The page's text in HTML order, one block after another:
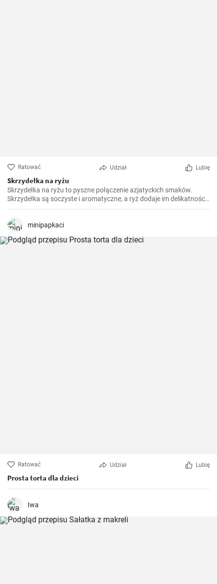
Ratować Udział Lubię
Skrzydełka na ryżu
Skrzydełka na ryżu to pyszne połączenie azjatyckich smaków.
Skrzydełka są soczyste i aromatyczne, a ryż dodaje im delikatności i
pozwala wydobyć ich smak.
minipapkaci
Ratować Udział Lubię
Prosta torta dla dzieci
Iwa